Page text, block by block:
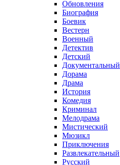
Обновления
Биография
Боевик
Вестерн
Военный
Детектив
Детский
Документальный
Дорама
Драма
История
Комедия
Криминал
Мелодрама
Мистический
Мюзикл
Приключения
Развлекательный
Русский